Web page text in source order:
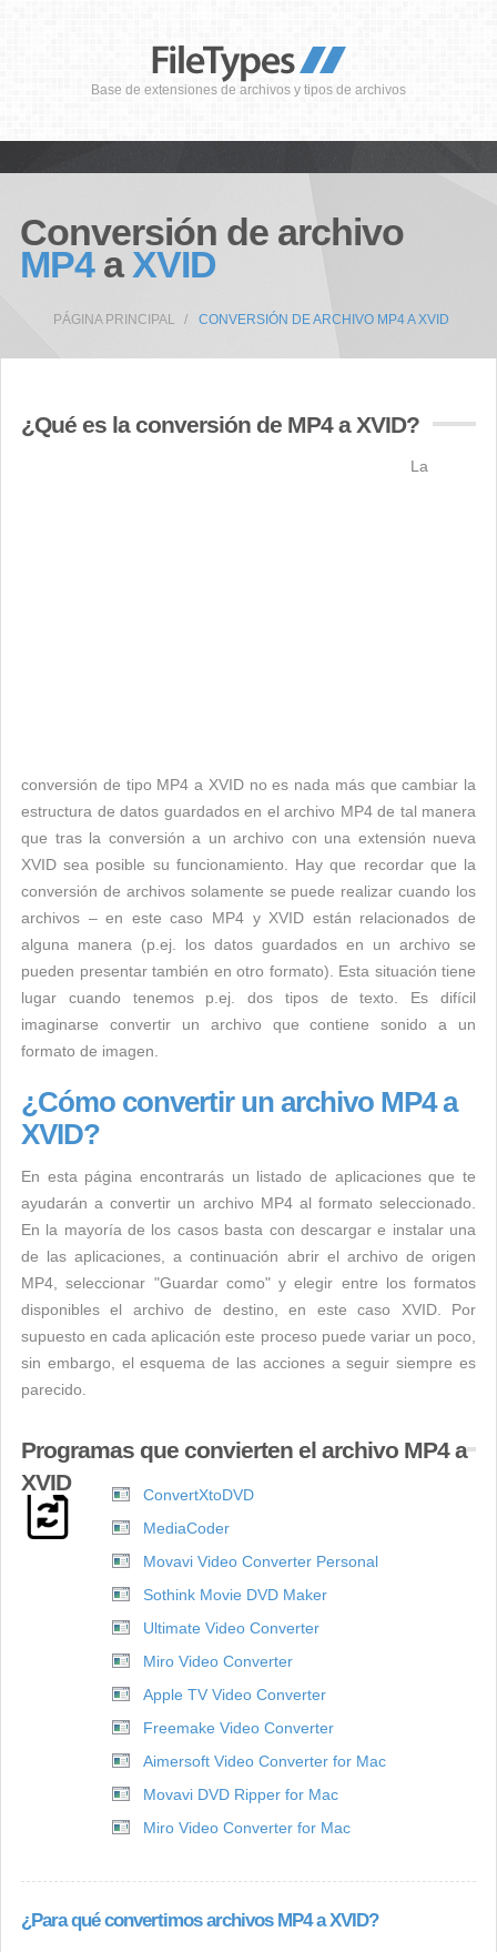
Base de extensiones de archivos y tipos de archivos
Conversión de archivo
MP4a XVID
PÁGINA PRINCIPAL CONVERSIÓN DE ARCHIVO MP4 A XVID
¿Qué es la conversión de MP4 a XVID?
La
conversión de tipo MP4 a XVID no es nada más que cambiar la
estructura de datos guardados en el archivo MP4 de tal manera
que tras la conversión a un archivo con una extensión nueva
XVID sea posible su funcionamiento. Hay que recordar que la
conversión de archivos solamente se puede realizar cuando los
archivos – en este caso MP4 y XVID están relacionados de
alguna manera (p.ej. los datos guardados en un archivo se
pueden presentar también en otro formato). Esta situación tiene
lugar cuando tenemos p.ej. dos tipos de texto. Es difícil
imaginarse convertir un archivo que contiene sonido a un
formato de imagen.
¿Cómo convertir un archivo MP4 a
XVID?
En esta página encontrarás un listado de aplicaciones que te
ayudarán a convertir un archivo MP4 al formato seleccionado.
En la mayoría de los casos basta con descargar e instalar una
de las aplicaciones, a continuación abrir el archivo de origen
MP4, seleccionar "Guardar como" y elegir entre los formatos
disponibles el archivo de destino, en este caso XVID. Por
supuesto en cada aplicación este proceso puede variar un poco,
sin embargo, el esquema de las acciones a seguir siempre es
parecido.
Programas que convierten el archivo MP4 a
XVID
ConvertXtoDVD
MediaCoder
Movavi Video Converter Personal
Sothink Movie DVD Maker
Ultimate Video Converter
Miro Video Converter
Apple TV Video Converter
Freemake Video Converter
Aimersoft Video Converter for Mac
Movavi DVD Ripper for Mac
Miro Video Converter for Mac
¿Para qué convertimos archivos MP4 a XVID?